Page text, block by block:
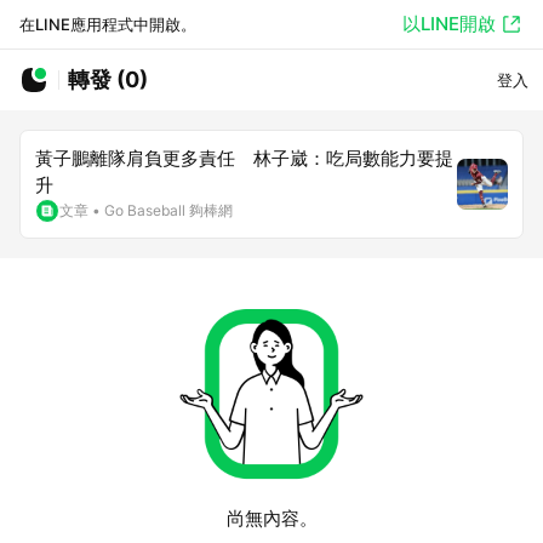
在LINE應用程式中開啟。 以LINE開啟
轉發 (0) 登入
黃子鵬離隊肩負更多責任 林子崴：吃局數能力要提
升
文章 • Go Baseball 夠棒網
尚無內容。